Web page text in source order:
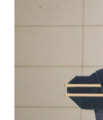
WN
WN